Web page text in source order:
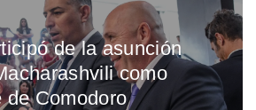
de la asunción
como
de Comodoro